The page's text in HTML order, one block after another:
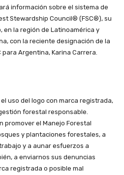
información sobre el sistema de
Stewardship Council® (FSC®), su
en la región de Latinoamérica y
con la reciente designación de la
Argentina, Karina Carrera.
uso del logo con marca registrada,
forestal responsable.
promover el Manejo Forestal
y plantaciones forestales, a
y a aunar esfuerzos a
a enviarnos sus denuncias
registrada o posible mal